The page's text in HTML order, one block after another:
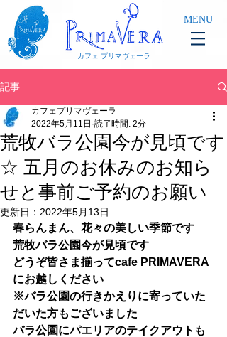
カフェ プリマヴェーラ
MENU
記事
荒牧バラ公園今が見頃です
☆ 五月のお休みのお知ら
せと事前ご予約のお願い
カフェプリマヴェーラ
2022年5月11日 読了時間: 2分
更新日： 2022年5月13日
春らんまん、花々の美しい季節です
荒牧バラ公園今が見頃です
どうぞ皆さま揃ってcafe PRIMAVERA
にお越しください
※バラ公園の行きかえりに寄っていた
だいた方もございました
バラ公園にパエリアのテイクアウトも